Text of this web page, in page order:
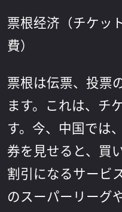
票根经济（チケッ
費）
票根は伝票、投票
ます。これは、チ
す。今、中国では
券を見せると、買
割引になるサービ
のスーパーリーグ